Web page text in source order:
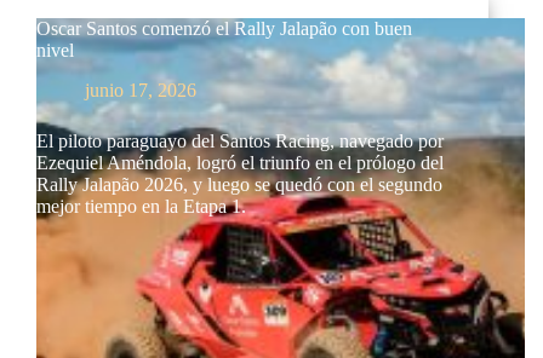
Oscar Santos comenzó el Rally Jalapão con buen
nivel
junio 17, 2026
El piloto paraguayo del Santos Racing, navegado por
Ezequiel Améndola, logró el triunfo en el prólogo del
Rally Jalapão 2026, y luego se quedó con el segundo
mejor tiempo en la Etapa 1.